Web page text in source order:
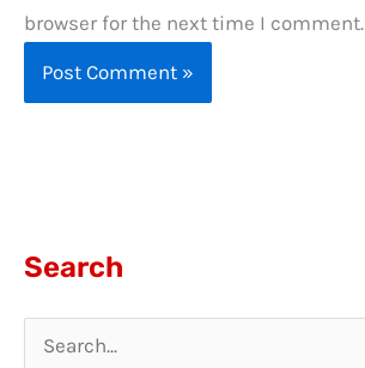
browser for the next time I comment.
Search